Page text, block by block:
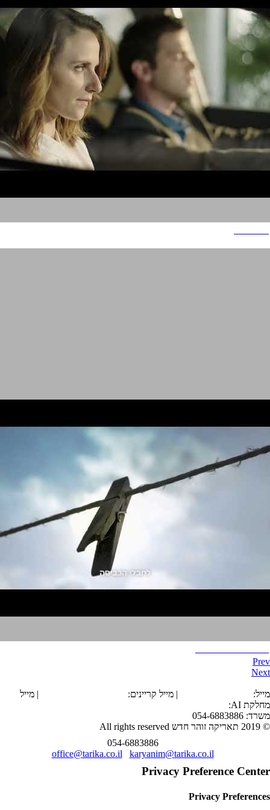
Prev
Next
מייל:
| מייל קריינים:
| מייל
מחלקת AI
:
משרד: 054-6883886
© 2019 תאריקה זוהר חדש All rights reserved
054-6883886
office@tarika.co.il
karyanim@tarika.co.il
Privacy Preference Center
Privacy Preferences